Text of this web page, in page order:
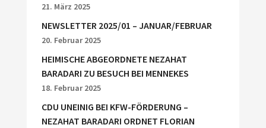
21. März 2025
NEWSLETTER 2025/01 – JANUAR/FEBRUAR
20. Februar 2025
HEIMISCHE ABGEORDNETE NEZAHAT
BARADARI ZU BESUCH BEI MENNEKES
18. Februar 2025
CDU UNEINIG BEI KFW-FÖRDERUNG –
NEZAHAT BARADARI ORDNET FLORIAN